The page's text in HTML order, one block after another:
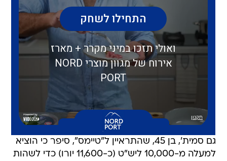
גם סמית', בן 45, שהתראיין ל"טיימס", סיפר כי הוציא
למעלה מ-10,000 ליש"ט (כ-11,600 יורו) כדי לשהות